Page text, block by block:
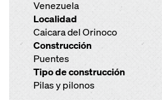
Venezuela
Localidad
Caicara del Orinoco
Construcción
Puentes
Tipo de construcción
Pilas y pilonos